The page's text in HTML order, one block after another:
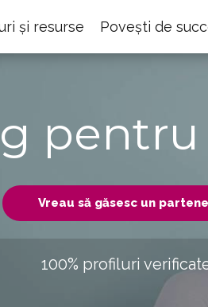
și resurse Povești de
pentru
Vreau să găsesc un
100% profiluri